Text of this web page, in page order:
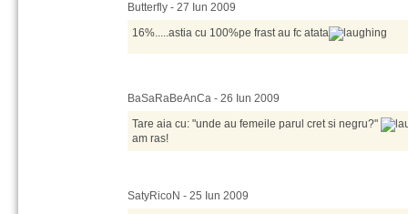
Butterfly - 27 Iun 2009
16%.....astia cu 100%pe frast au fc atata
BaSaRaBeAnCa - 26 Iun 2009
Tare aia cu: "unde au femeile parul cret si negru?"
am ras!
SatyRicoN - 25 Iun 2009